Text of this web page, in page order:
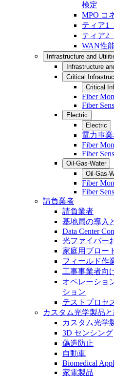
検定
MPO コ
ティア1
ティア2
WAN性
Infrastructure and
Infrastructure
Critical
Critical
Fiber
Fiber
Electric
Electric
電力事
Fiber
Fiber
Oil-Gas-Water
Oil-Gas-
Fiber
Fiber
請負業者
請負業者
基地局の導入
Data Center
光ファイバー
家庭用ブロー
フィールド作
工事事業者向
オペレーショ
ション
テストプロセ
カスタム光学製品
カスタム光学
3D センシング
偽造防止
自動車
Biomedical
家電製品